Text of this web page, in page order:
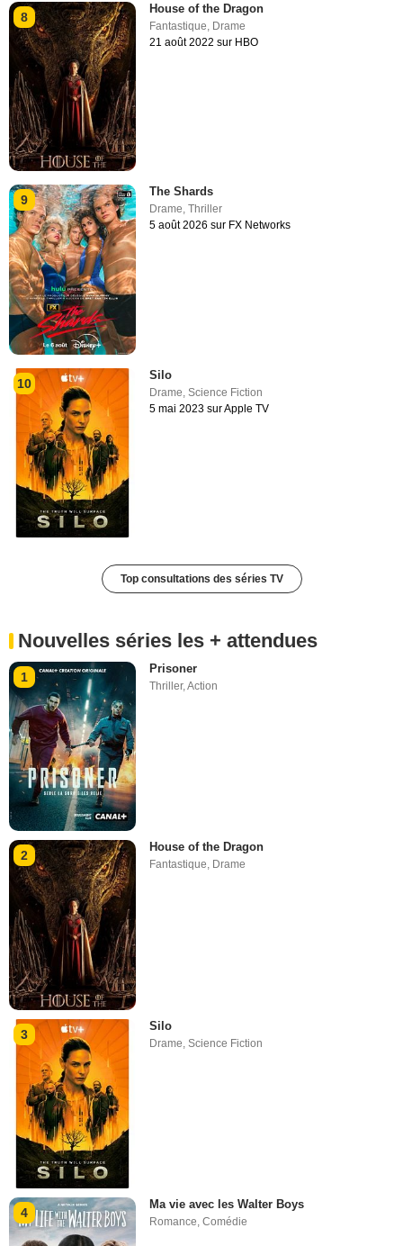
8
House of the Dragon
Fantastique, Drame
21 août 2022 sur HBO
9
The Shards
Drame,Thriller
5 août 2026 sur FX Networks
10
Silo
Drame ,Science Fiction
5 mai 2023 sur Apple TV
Top consultations des séries TV
Nouvelles séries les + attendues
1
Prisoner
Thriller,Action
2
House of the Dragon
Fantastique, Drame
3
Silo
Drame ,Science Fiction
4
Ma vie avec les Walter Boys
Romance,Comédie